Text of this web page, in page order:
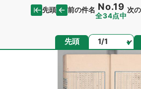
先頭 前の件名 No.19
全34点中
次
先頭 ページ